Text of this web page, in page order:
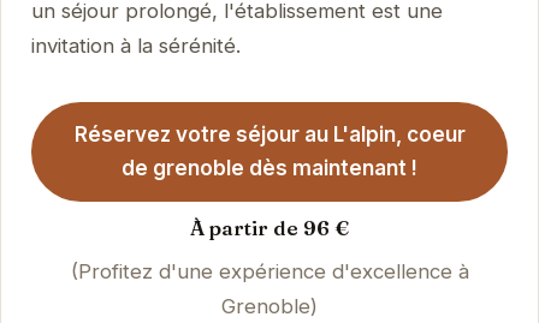
un séjour prolongé, l'établissement est une
invitation à la sérénité.
Réservez votre séjour au L'alpin, coeur
de grenoble dès maintenant !
À partir de 96 €
(Profitez d'une expérience d'excellence à
Grenoble)